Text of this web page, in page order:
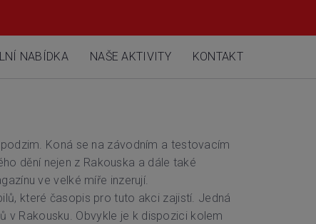
NABÍDKA NAŠE AKTIVITY KONTAKT
Koná se na závodním a testovacím
dění nejen z Rakouska a dále také
ve velké míře inzerují.
které časopis pro tuto akci zajistí. Jedná
Rakousku. Obvykle je k dispozici kolem